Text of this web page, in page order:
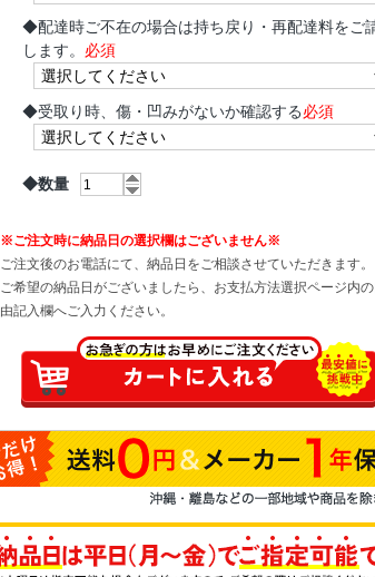
◆配達時ご不在の場合は持ち戻り・再配達料をご
します。 必須
◆受取り時、傷・凹みがないか確認する必須
◆数量
※ご注文時に納品日の選択欄はございません※
ご注文後のお電話にて、納品日をご相談させていただきます。
ご希望の納品日がございましたら、お支払方法選択ページ内の
由記入欄へご入力ください。